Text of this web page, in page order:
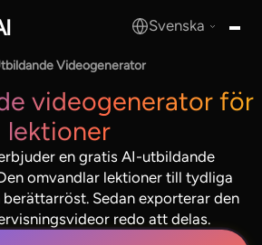
Svenska
Videogenerator
videogenerator för
lektioner
en gratis AI-utbildande
omvandlar lektioner till tydliga
Sedan exporterar den
redo att delas.